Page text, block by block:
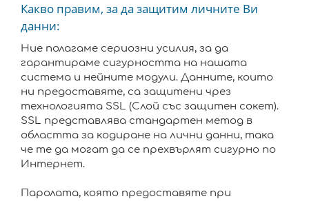
Какво правим, за да защитим личните Ви
данни:
Ние полагаме сериозни усилия, за да
гарантираме сигурността на нашата
система и нейните модули. Данните, които
ни предоставяте, са защитени чрез
технологията SSL (Слой със защитен сокет).
SSL представлява стандартен метод в
областта за кодиране на лични данни, така
че те да могат да се прехвърлят сигурно по
Интернет.
Паролата, която предоставяте при